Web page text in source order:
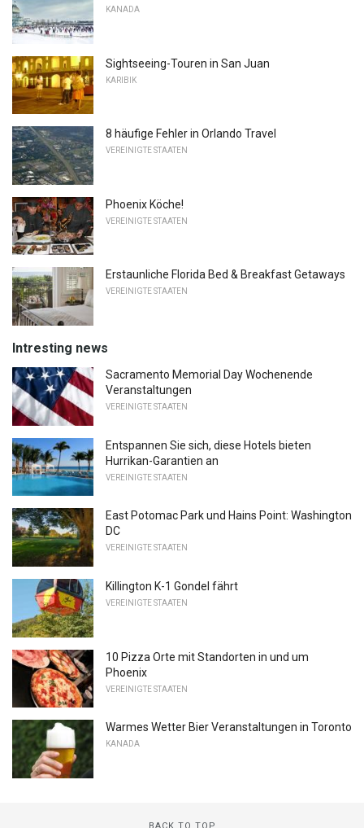
KANADA
Sightseeing-Touren in San Juan
KARIBIK
8 häufige Fehler in Orlando Travel
VEREINIGTE STAATEN
Phoenix Köche!
VEREINIGTE STAATEN
Erstaunliche Florida Bed & Breakfast Getaways
VEREINIGTE STAATEN
Intresting news
Sacramento Memorial Day Wochenende
Veranstaltungen
VEREINIGTE STAATEN
Entspannen Sie sich, diese Hotels bieten
Hurrikan-Garantien an
VEREINIGTE STAATEN
East Potomac Park und Hains Point: Washington
DC
VEREINIGTE STAATEN
Killington K-1 Gondel fährt
VEREINIGTE STAATEN
10 Pizza Orte mit Standorten in und um
Phoenix
VEREINIGTE STAATEN
Warmes Wetter Bier Veranstaltungen in Toronto
KANADA